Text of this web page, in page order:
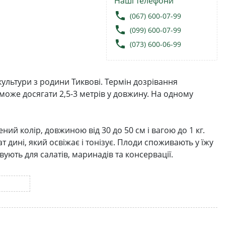
local_phone (067) 600-07-99
local_phone (099) 600-07-99
local_phone (073) 600-06-99
з родини Тиквові. Термін дозрівання
досягати 2,5-3 метрів у довжину. На одному
колір, довжиною від 30 до 50 см і вагою до 1 кг.
який освіжає і тонізує. Плоди споживають у їжу
для салатів, маринадів та консервації.